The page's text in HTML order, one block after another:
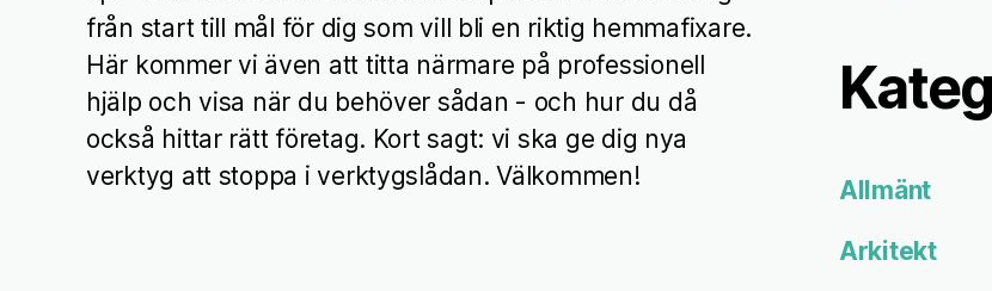
från start till mål för dig som vill bli en riktig hemmafixare.
Här kommer vi även att titta närmare på professionell
hjälp och visa när du behöver sådan - och hur du då
också hittar rätt företag. Kort sagt: vi ska ge dig nya
verktyg att stoppa i verktygslådan. Välkommen!
Allmänt
Arkitekt